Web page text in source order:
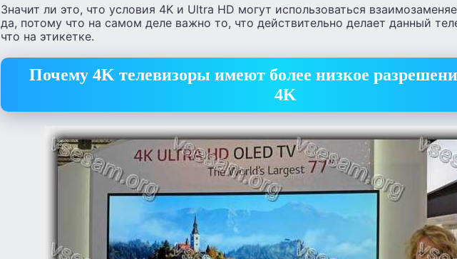
Значит ли это, что условия 4K и Ultra HD могут использоваться
да, потому что на самом деле важно то, что действительно делает данный
что на этикетке.
Почему 4K телевизоры имеют более низкое
4K